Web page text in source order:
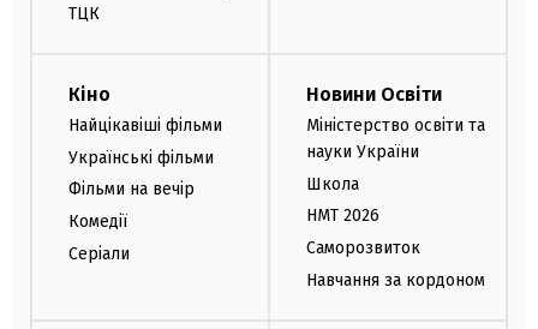
ТЦК
Кіно
Найцікавіші фільми
Українські фільми
Фільми на вечір
Комедії
Серіали
Новини Освіти
Міністерство освіти та
науки України
Школа
НМТ 2026
Саморозвиток
Навчання за кордоном